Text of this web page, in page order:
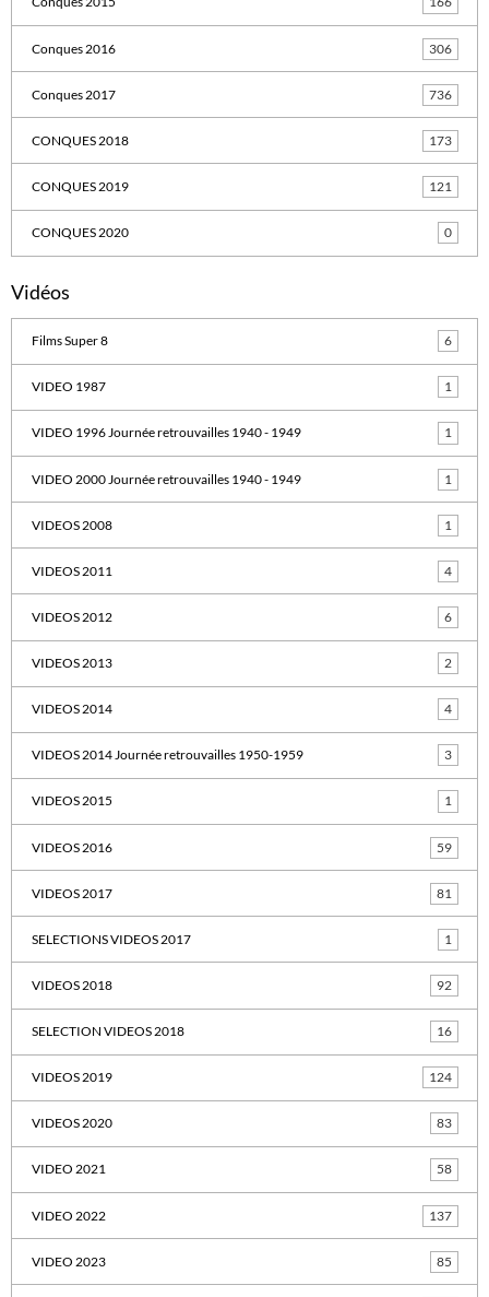
Conques 2016 306
Conques 2017 736
CONQUES 2018 173
CONQUES 2019 121
CONQUES 2020 0
Vidéos
Films Super 8 6
VIDEO 1987 1
VIDEO 1996 Journée retrouvailles 1940 - 1949 1
VIDEO 2000 Journée retrouvailles 1940 - 1949 1
VIDEOS 2008 1
VIDEOS 2011 4
VIDEOS 2012 6
VIDEOS 2013 2
VIDEOS 2014 4
VIDEOS 2014 Journée retrouvailles 1950-1959 3
VIDEOS 2015 1
VIDEOS 2016 59
VIDEOS 2017 81
SELECTIONS VIDEOS 2017 1
VIDEOS 2018 92
SELECTION VIDEOS 2018 16
VIDEOS 2019 124
VIDEOS 2020 83
VIDEO 2021 58
VIDEO 2022 137
VIDEO 2023 85